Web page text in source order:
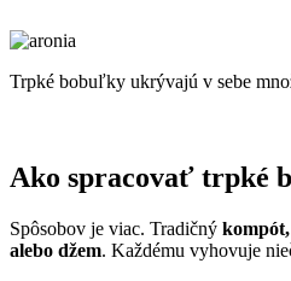
Trpké bobuľky ukrývajú v sebe
Ako spracovať trpké
Spôsobov je viac. Tradičný
alebo džem. Každému vyhovuje